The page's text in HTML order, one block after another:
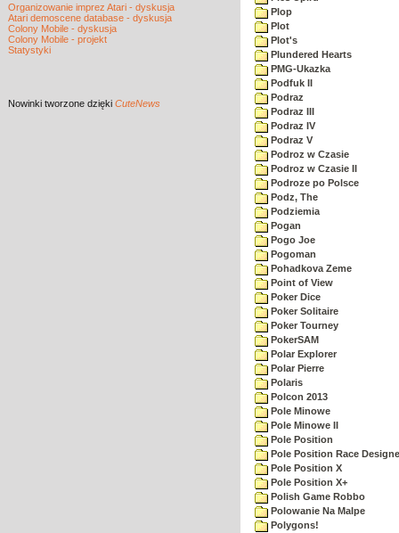
Organizowanie imprez Atari - dyskusja
Atari demoscene database - dyskusja
Colony Mobile - dyskusja
Colony Mobile - projekt
Statystyki
Nowinki tworzone dzięki CuteNews
Plop
Plot
Plot's
Plundered Hearts
PMG-Ukazka
Podfuk II
Podraz
Podraz III
Podraz IV
Podraz V
Podroz w Czasie
Podroz w Czasie II
Podroze po Polsce
Podz, The
Podziemia
Pogan
Pogo Joe
Pogoman
Pohadkova Zeme
Point of View
Poker Dice
Poker Solitaire
Poker Tourney
PokerSAM
Polar Explorer
Polar Pierre
Polaris
Polcon 2013
Pole Minowe
Pole Minowe II
Pole Position
Pole Position Race
Pole Position X
Pole Position X+
Polish Game Robbo
Polowanie Na Malpe
Polygons!